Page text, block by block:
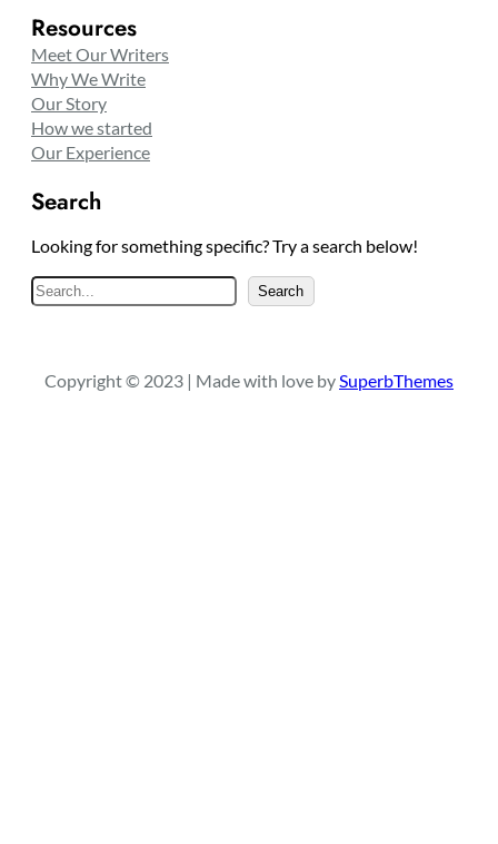
Resources
Meet Our Writers
Why We Write
Our Story
How we started
Our Experience
Search
Looking for something specific? Try a search below!
S
e
c
Search
Copyright © 2023 | Made with love by SuperbThemes